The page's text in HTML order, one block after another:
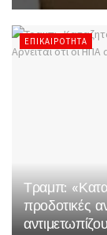
ΕΠΙΚΑΙΡΌΤΗΤΑ
Τραμπ:
προδοτικές